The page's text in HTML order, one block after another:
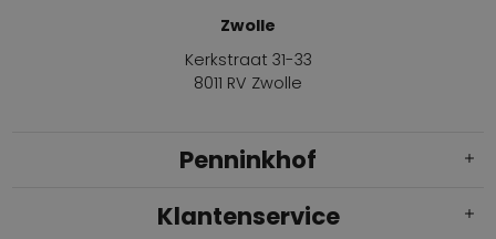
Zwolle
Kerkstraat 31-33
8011 RV Zwolle
Penninkhof
Klantenservice